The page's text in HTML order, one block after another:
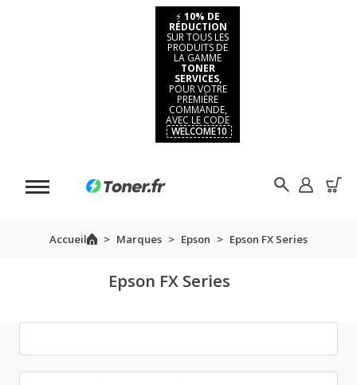
⚡ 10% DE
RÉDUCTION
SUR TOUS LES
PRODUITS DE
LA GAMME
TONER
SERVICES,
POUR VOTRE
PREMIÈRE
COMMANDE,
AVEC LE CODE
WELCOME10
Accueil Marques Epson Epson FX Series
Epson FX Series